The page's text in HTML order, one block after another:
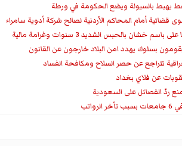
يهبط بالسيولة ويضع الحكومة في ورطة
قضائية أمام المحاكم الأردنية لصالح شركة أدوية سامراء
خشان بالحبس الشديد 3 سنوات وغرامة مالية
بسلوك يهدد امن البلاد خارجون عن القانون
تتراجع عن حصر السلاح ومكافحة الفساد
عن فلاي بغداد
ردّ الفصائل على السعودية